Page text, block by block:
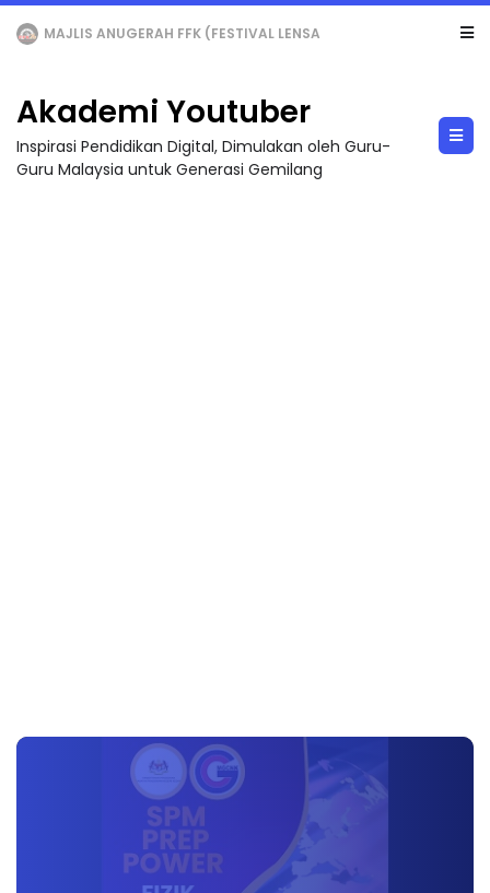
LIVE 🔴 [LIVE] MATEMATIK SR, WANG TAHUN 6 OLEH CIKGU ANITA #ALLINONE #141 #...
Akademi Youtuber
Inspirasi Pendidikan Digital, Dimulakan oleh Guru-
Guru Malaysia untuk Generasi Gemilang